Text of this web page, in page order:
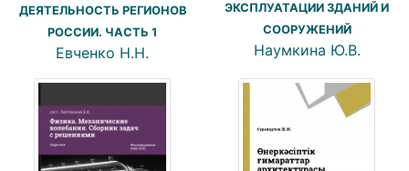
ДЕЯТЕЛЬНОСТЬ РЕГИОНОВ
РОССИИ. ЧАСТЬ 1
Евченко Н.Н.
ЭКСПЛУАТАЦИИ ЗДАНИЙ И
СООРУЖЕНИЙ
Наумкина Ю.В.